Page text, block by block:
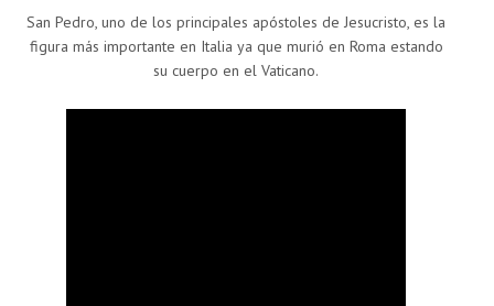
San Pedro, uno de los principales apóstoles de Jesucristo, es la
figura más importante en Italia ya que murió en Roma estando
su cuerpo en el Vaticano.